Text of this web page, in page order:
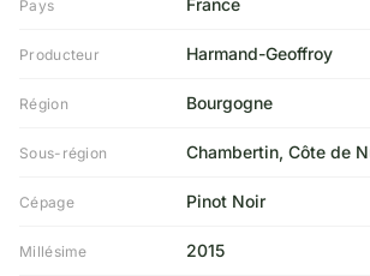
Pays France
Producteur Harmand-Geoffroy
Région Bourgogne
Sous-région Chambertin, Côte de
Cépage Pinot Noir
Millésime 2015